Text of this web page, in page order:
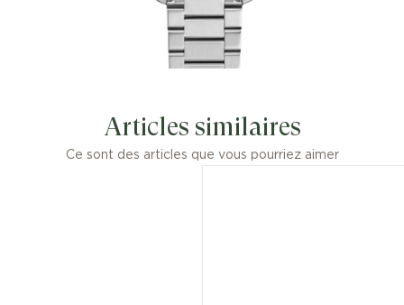
Articles similaires
Ce sont des articles que vous pourriez aimer